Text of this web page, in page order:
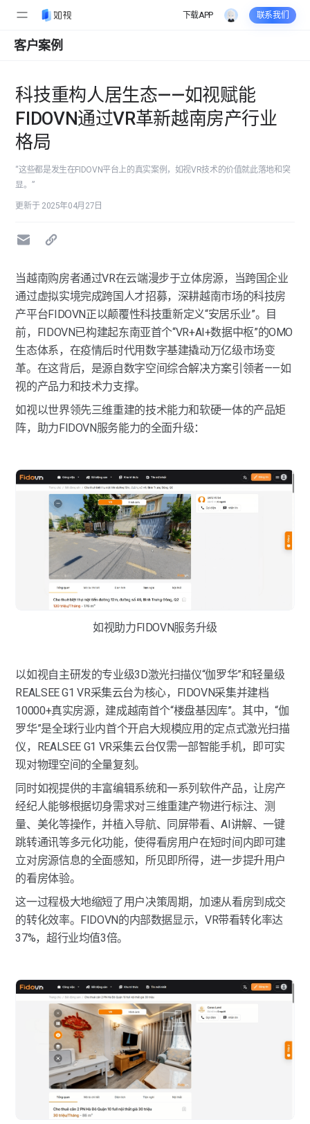
下载APP 联系我们
客户案例
科技重构人居生态——如视赋能
FIDOVN通过VR革新越南房产行业
格局
“这些都是发生在FIDOVN平台上的真实案例，如视VR技术的价值就此落地和突
显。”
更新于 2025年04月27日
当越南购房者通过VR在云端漫步于立体房源，当跨国企业
通过虚拟实境完成跨国人才招募，深耕越南市场的科技房
产平台FIDOVN正以颠覆性科技重新定义“安居乐业”。目
前，FIDOVN已构建起东南亚首个“VR+AI+数据中枢”的OMO
生态体系，在疫情后时代用数字基建撬动万亿级市场变
革。在这背后，是源自数字空间综合解决方案引领者——如
视的产品力和技术力支撑。
如视以世界领先三维重建的技术能力和软硬一体的产品矩
阵，助力FIDOVN服务能力的全面升级：
如视助力FIDOVN服务升级
以如视自主研发的专业级3D激光扫描仪“伽罗华”和轻量级
REALSEE G1 VR采集云台为核心，FIDOVN采集并建档
10000+真实房源，建成越南首个“楼盘基因库”。其中，“伽
罗华”是全球行业内首个开启大规模应用的定点式激光扫描
仪，REALSEE G1 VR采集云台仅需一部智能手机，即可实
现对物理空间的全量复刻。
同时如视提供的丰富编辑系统和一系列软件产品，让房产
经纪人能够根据切身需求对三维重建产物进行标注、测
量、美化等操作，并植入导航、同屏带看、AI讲解、一键
跳转通讯等多元化功能，使得看房用户在短时间内即可建
立对房源信息的全面感知，所见即所得，进一步提升用户
的看房体验。
这一过程极大地缩短了用户决策周期，加速从看房到成交
的转化效率。FIDOVN的内部数据显示，VR带看转化率达
37%，超行业均值3倍。